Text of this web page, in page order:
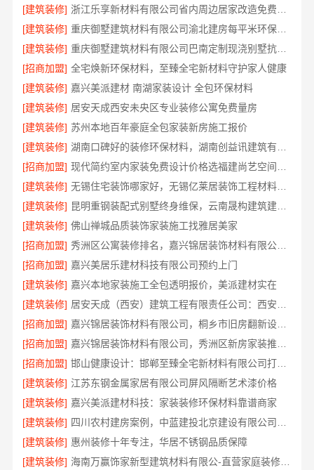
[建筑装修]
[建筑装修]
重庆御墅建筑材料有限公司渝北建房每平米环保材料价格
[建筑装修]
重庆御墅建筑材料有限公司巴南定制现浇别墅抗震防风
[招商加盟] 全宅焕新环保材料，至臻全宅新材料守护家人健康
[建筑装修] 嘉兴美派建材 南湖家装设计 全包环保材料
[建筑装修] 居安天成西安未央区专业装修公寓免费量房
[建筑装修] 苏州本地百年豪庭全包家装新房施工报价
[建筑装修]
[招商加盟]
[建筑装修]
无锡住宅装饰哪家好，无锡亿莱居装饰工程材料有限公司是您的明智之选
[建筑装修]
昆明重钢装配式别墅终身维保，云南晟构建筑建材有限公司
[建筑装修] 佛山禅城品质装饰家装施工找雅居美家
[招商加盟]
秀洲区公寓装修排名，嘉兴锦居装饰材料有限公司专业可靠口碑好
[招商加盟] 嘉兴美居乐建材科技有限公司预约上门
[建筑装修] 嘉兴本地家装施工全包透明报价，美派建材实在
[建筑装修]
[招商加盟]
嘉兴锦居装饰材料有限公司，桐乡市旧房翻新设计口碑
[招商加盟]
[招商加盟]
邯山健康设计：邯郸至臻全宅新材料有限公司打造无醛生活
[建筑装修] 江苏东钢金属家居有限公司屏风隔断艺术漆价格
[建筑装修] 嘉兴美派建材科技：家装装修环保材料靠谱商家
[建筑装修]
[建筑装修] 惠州装修十年专注，华居不锈钢品质保障
[建筑装修]
海南万赢饰家新型建筑材料有限公-直营家庭装修成本管控